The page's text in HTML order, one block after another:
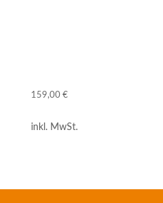
159,00 €
inkl. MwSt.